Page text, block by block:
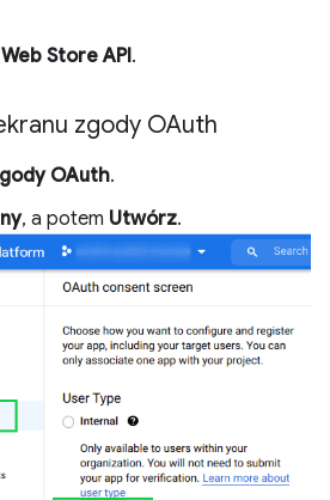
Store API.
zgody OAuth
OAuth.
, a potem Utwórz.